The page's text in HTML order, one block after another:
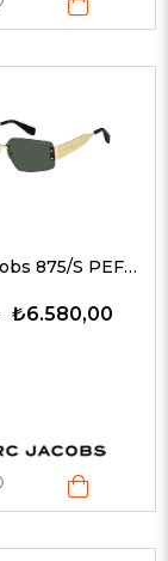
Marc Jacobs 875/S PEFQT 59 G Unisex Güneş Gözlükleri
₺6.580,00